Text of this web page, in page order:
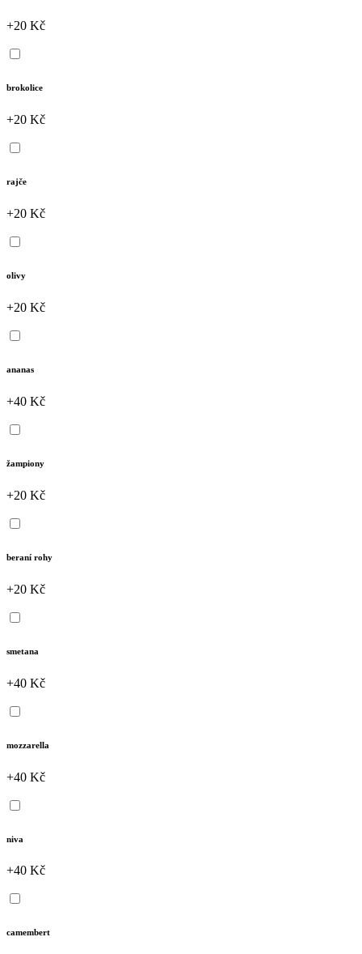
+20 Kč
brokolice
+20 Kč
rajče
+20 Kč
olivy
+20 Kč
ananas
+40 Kč
žampiony
+20 Kč
beraní rohy
+20 Kč
smetana
+40 Kč
mozzarella
+40 Kč
niva
+40 Kč
camembert